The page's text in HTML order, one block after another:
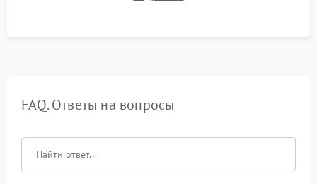
FAQ. Ответы на вопросы